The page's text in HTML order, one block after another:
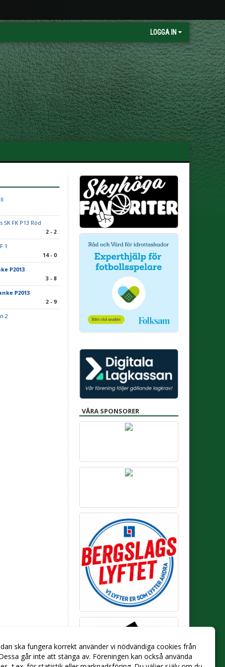
LOGGA IN
SK FK P13 Röd
2 - 2
1
14 - 0
P2013
3 - 8
P2013
2 - 9
2
VÅRA SPONSORER
ska fungera korrekt använder vi nödvändiga cookies från
går inte att stänga av. Föreningen kan också använda